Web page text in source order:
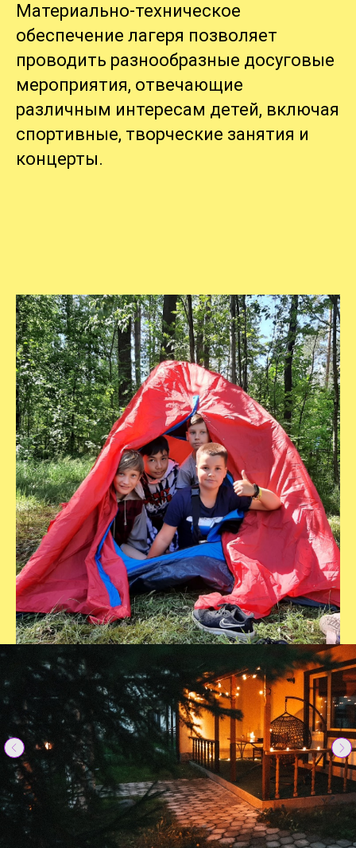
Материально-техническое
обеспечение лагеря позволяет
проводить разнообразные досуговые
мероприятия, отвечающие
различным интересам детей, включая
спортивные, творческие занятия и
концерты.